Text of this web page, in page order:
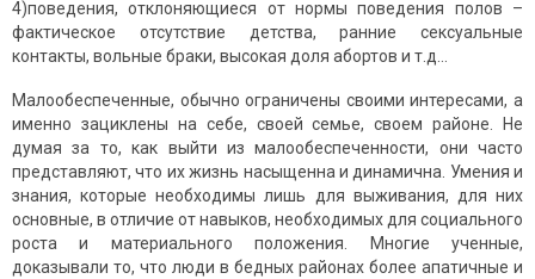
4)поведения, отклоняющиеся от нормы поведения полов –
фактическое отсутствие детства, ранние сексуальные
контакты, вольные браки, высокая доля абортов и т.д…
Малообеспеченные, обычно ограничены своими интересами, а
именно зациклены на себе, своей семье, своем районе. Не
думая за то, как выйти из малообеспеченности, они часто
представляют, что их жизнь насыщенна и динамична. Умения и
знания, которые необходимы лишь для выживания, для них
основные, в отличие от навыков, необходимых для социального
роста и материального положения. Многие ученные,
доказывали то, что люди в бедных районах более апатичные и